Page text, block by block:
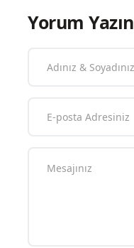
Yorum Yazın